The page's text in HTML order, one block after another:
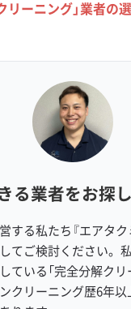
3年に一度の洗浄
まりきって手遅れ
とコスト要
リーニング」業者の
る業者をお探
する私たち『エアタク
てご検討ください。
ている「完全分解クリ
クリーニング歴6年